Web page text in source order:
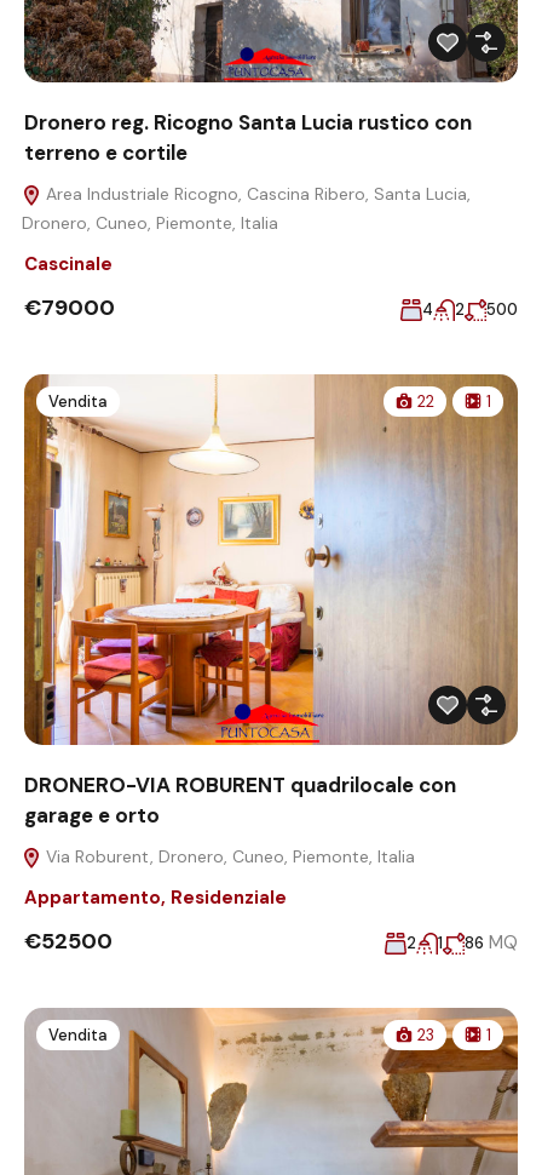
Dronero reg. Ricogno Santa Lucia rustico con
terreno e cortile
Area Industriale Ricogno, Cascina Ribero, Santa Lucia,
Dronero, Cuneo, Piemonte, Italia
Cascinale
€79000 4 2 500
Vendita 22 1
DRONERO-VIA ROBURENT quadrilocale con
garage e orto
Via Roburent, Dronero, Cuneo, Piemonte, Italia
Appartamento, Residenziale
€52500 2 1 86 MQ
Vendita 23 1